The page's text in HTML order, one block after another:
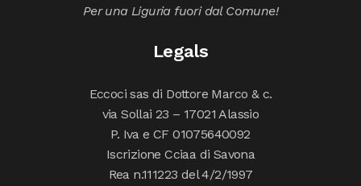
Per una Liguria fuori dal Comune!
Legals
Eccoci sas di Dottore Marco & c.
via Sollai 23 – 17021 Alassio
P. Iva e CF 01075640092
Iscrizione Cciaa di Savona
Rea n.111223 del 4/2/1997